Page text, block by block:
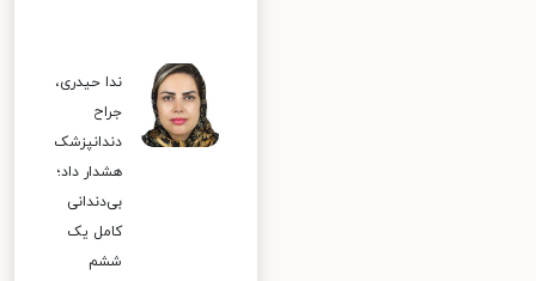
ندا حیدری،
جراح
دندانپزشک
هشدار داد؛
بی‌دندانی
کامل یک
ششم